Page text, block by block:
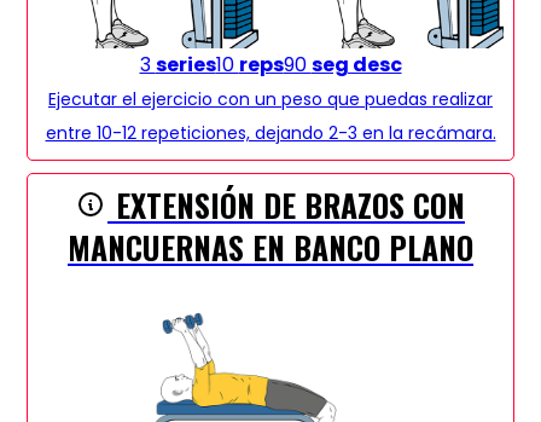
3series10 reps90seg desc
Ejecutar el ejercicio con un peso que puedas realizar
entre 10-12 repeticiones, dejando 2-3 en la recámara.
EXTENSIÓN DE BRAZOS CON
MANCUERNAS EN BANCO PLANO